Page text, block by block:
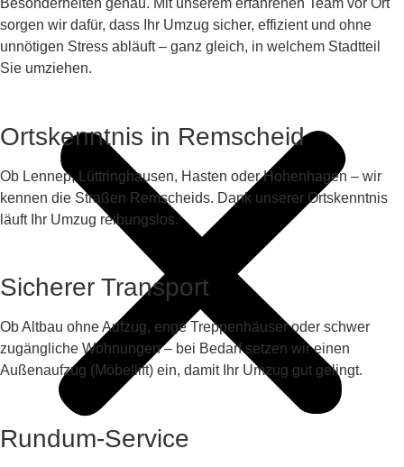
Besonderheiten genau. Mit unserem erfahrenen Team vor Ort
sorgen wir dafür, dass Ihr Umzug sicher, effizient und ohne
unnötigen Stress abläuft – ganz gleich, in welchem Stadtteil
Sie umziehen.
Ortskenntnis in Remscheid
Ob Lennep, Lüttringhausen, Hasten oder Hohenhagen – wir
kennen die Straßen Remscheids. Dank unserer Ortskenntnis
läuft Ihr Umzug reibungslos.
Sicherer Transport
Ob Altbau ohne Aufzug, enge Treppenhäuser oder schwer
zugängliche Wohnungen – bei Bedarf setzen wir einen
Außenaufzug (Möbellift) ein, damit Ihr Umzug gut gelingt.
Rundum-Service